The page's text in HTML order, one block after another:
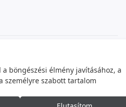
böngészési élmény javításához, a
személyre szabott tartalom